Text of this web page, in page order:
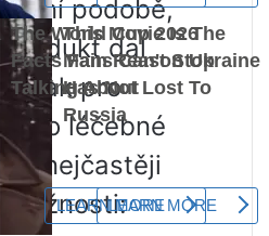
podobě,
dal
jak pro
pro léčebné
nejčastěji